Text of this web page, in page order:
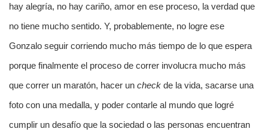
hay alegría, no hay cariño, amor en ese proceso, la verdad que
no tiene mucho sentido. Y, probablemente, no logre ese
Gonzalo seguir corriendo mucho más tiempo de lo que espera
porque finalmente el proceso de correr involucra mucho más
que correr un maratón, hacer un check de la vida, sacarse una
foto con una medalla, y poder contarle al mundo que logré
cumplir un desafío que la sociedad o las personas encuentran